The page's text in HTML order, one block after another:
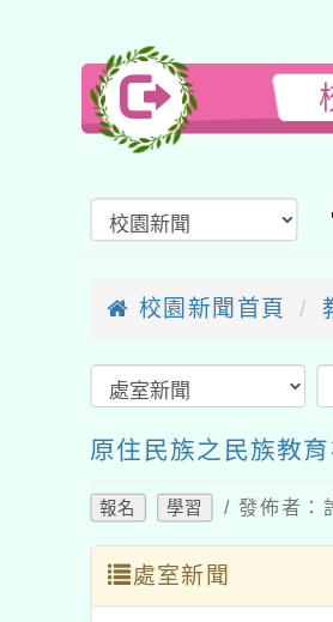
校園新聞首頁
原住民族之民族教
報名 學習 / 發佈者：
處室新聞